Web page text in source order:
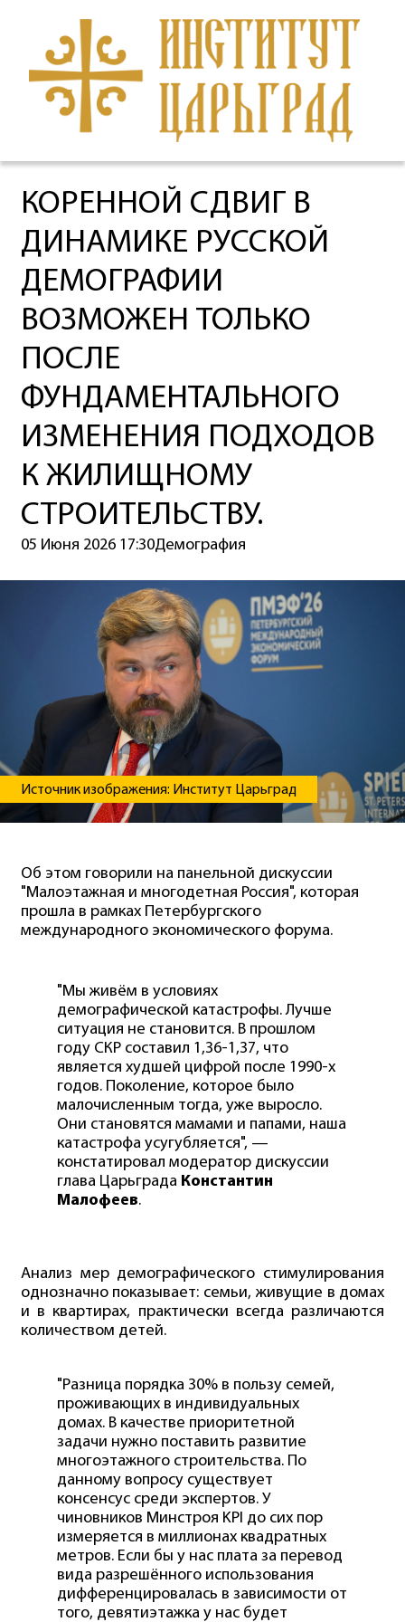
КОРЕННОЙ СДВИГ В
ДИНАМИКЕ РУССКОЙ
ДЕМОГРАФИИ
ВОЗМОЖЕН ТОЛЬКО
ПОСЛЕ
ФУНДАМЕНТАЛЬНОГО
ИЗМЕНЕНИЯ ПОДХОДОВ
К ЖИЛИЩНОМУ
СТРОИТЕЛЬСТВУ.
05 Июня 2026 17:30Демография
Источник изображения: Институт Царьград
Об этом говорили на панельной дискуссии
"Малоэтажная и многодетная Россия", которая
прошла в рамках Петербургского
международного экономического форума.
"Мы живём в условиях
демографической катастрофы. Лучше
ситуация не становится. В прошлом
году СКР составил 1,36-1,37, что
является худшей цифрой после 1990-х
годов. Поколение, которое было
малочисленным тогда, уже выросло.
Они становятся мамами и папами, наша
катастрофа усугубляется", —
констатировал модератор дискуссии
глава Царьграда Константин
Малофеев.
Анализ мер демографического стимулирования
однозначно показывает: семьи, живущие в домах
и в квартирах, практически всегда различаются
количеством детей.
"Разница порядка 30% в пользу семей,
проживающих в индивидуальных
домах. В качестве приоритетной
задачи нужно поставить развитие
многоэтажного строительства. По
данному вопросу существует
консенсус среди экспертов. У
чиновников Минстроя KPI до сих пор
измеряется в миллионах квадратных
метров. Если бы у нас плата за перевод
вида разрешённого использования
дифференцировалась в зависимости от
того, девятиэтажка у нас будет